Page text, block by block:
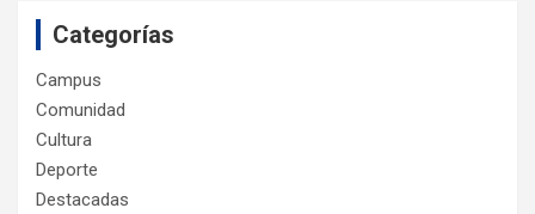
Categorías
Campus
Comunidad
Cultura
Deporte
Destacadas